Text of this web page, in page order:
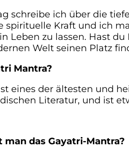
schreibe ich über die
spirituelle Kraft und ich
Leben zu lassen. Hast
Welt seinen Platz
Mantra?
eines der ältesten und
Literatur, und ist
das Gayatri-Mantra?